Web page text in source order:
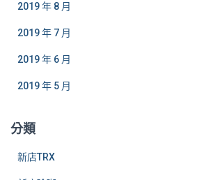
2019 年 8 月
2019 年 7 月
2019 年 6 月
2019 年 5 月
分類
新店TRX